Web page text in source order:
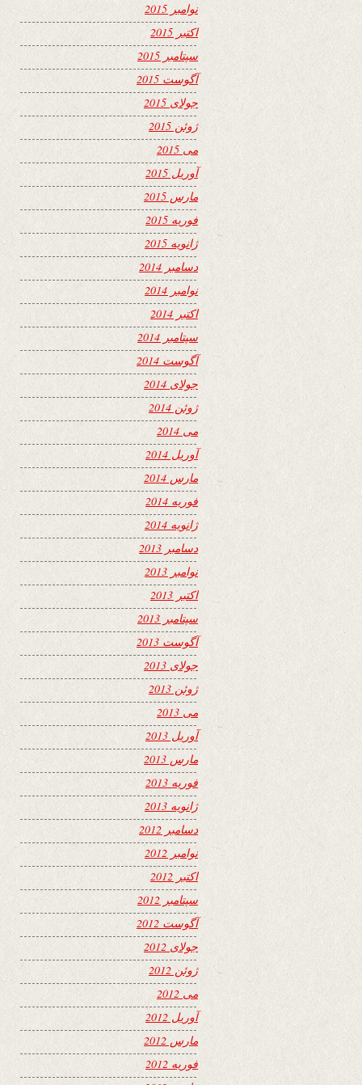
نوامبر 2015
اکتبر 2015
سپتامبر 2015
آگوست 2015
جولای 2015
ژوئن 2015
می 2015
آوریل 2015
مارس 2015
فوریه 2015
ژانویه 2015
دسامبر 2014
نوامبر 2014
اکتبر 2014
سپتامبر 2014
آگوست 2014
جولای 2014
ژوئن 2014
می 2014
آوریل 2014
مارس 2014
فوریه 2014
ژانویه 2014
دسامبر 2013
نوامبر 2013
اکتبر 2013
سپتامبر 2013
آگوست 2013
جولای 2013
ژوئن 2013
می 2013
آوریل 2013
مارس 2013
فوریه 2013
ژانویه 2013
دسامبر 2012
نوامبر 2012
اکتبر 2012
سپتامبر 2012
آگوست 2012
جولای 2012
ژوئن 2012
می 2012
آوریل 2012
مارس 2012
فوریه 2012